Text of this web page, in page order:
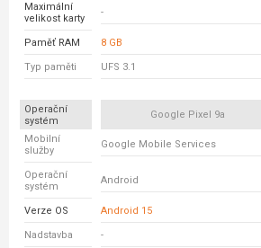
Maximální
velikost karty
-
Paměť RAM 8 GB
Typ paměti UFS 3.1
Operační
systém
Google Pixel 9a
Mobilní
služby
Google Mobile Services
Operační
systém
Android
Verze OS Android 15
Nadstavba -